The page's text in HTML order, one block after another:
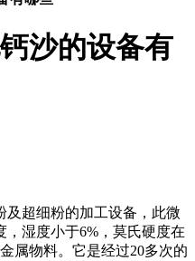
沙的设备有
及超细粉的加工设备，此微
湿度小于6%，莫氏硬度在
属物料。它是经过20多次的